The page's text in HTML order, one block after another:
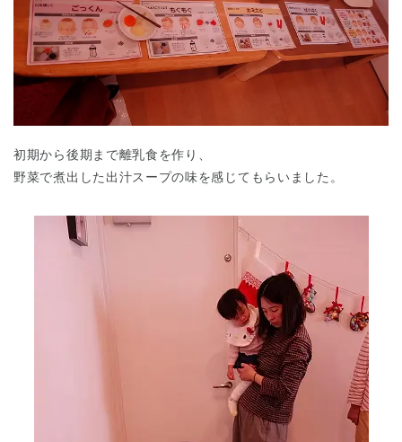
初期から後期まで離乳食を作り、
野菜で煮出した出汁スープの味を感じてもらいました。